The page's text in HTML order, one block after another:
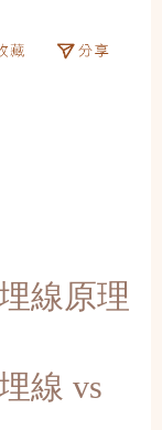
線原理
線 vs